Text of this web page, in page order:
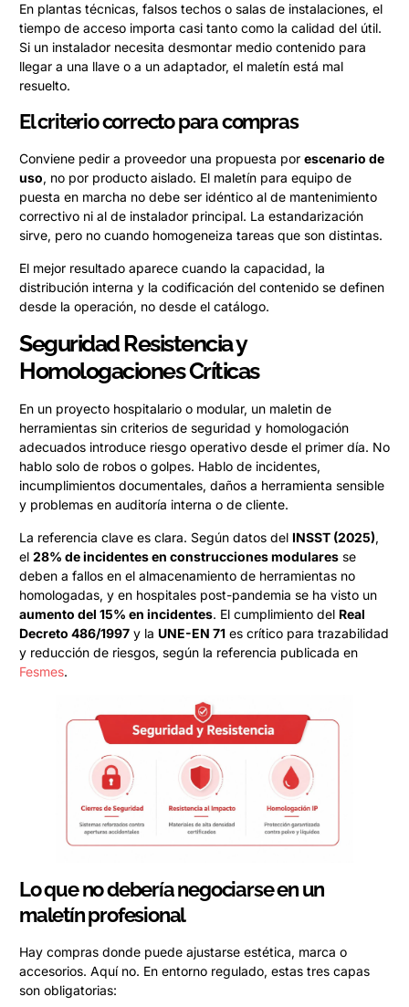
En plantas técnicas, falsos techos o salas de instalaciones, el
tiempo de acceso importa casi tanto como la calidad del útil.
Si un instalador necesita desmontar medio contenido para
llegar a una llave o a un adaptador, el maletín está mal
resuelto.
El criterio correcto para compras
Conviene pedir a proveedor una propuesta por escenario de
uso, no por producto aislado. El maletín para equipo de
puesta en marcha no debe ser idéntico al de mantenimiento
correctivo ni al de instalador principal. La estandarización
sirve, pero no cuando homogeneiza tareas que son distintas.
El mejor resultado aparece cuando la capacidad, la
distribución interna y la codificación del contenido se definen
desde la operación, no desde el catálogo.
Seguridad Resistencia y
Homologaciones Críticas
En un proyecto hospitalario o modular, un maletin de
herramientas sin criterios de seguridad y homologación
adecuados introduce riesgo operativo desde el primer día. No
hablo solo de robos o golpes. Hablo de incidentes,
incumplimientos documentales, daños a herramienta sensible
y problemas en auditoría interna o de cliente.
La referencia clave es clara. Según datos del INSST (2025),
el 28% de incidentes en construcciones modulares se
deben a fallos en el almacenamiento de herramientas no
homologadas, y en hospitales post-pandemia se ha visto un
aumento del 15% en incidentes. El cumplimiento del Real
Decreto 486/1997 y la UNE-EN 71 es crítico para trazabilidad
y reducción de riesgos, según la referencia publicada en
Fesmes.
Lo que no debería negociarse en un
maletín profesional
Hay compras donde puede ajustarse estética, marca o
accesorios. Aquí no. En entorno regulado, estas tres capas
son obligatorias: